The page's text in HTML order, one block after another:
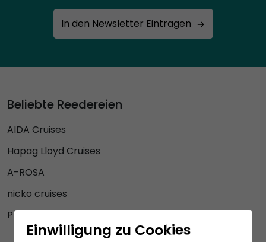
Einwilligung zu Cookies
In den Newsletter Eintragen
Beliebte Reedereien
AIDA Cruises
Hapag Lloyd Cruises
A-ROSA
nicko cruises
Phoenix Kreuzfahrten